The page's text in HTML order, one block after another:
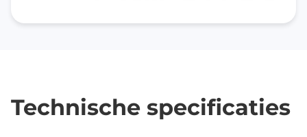
Technische specificaties